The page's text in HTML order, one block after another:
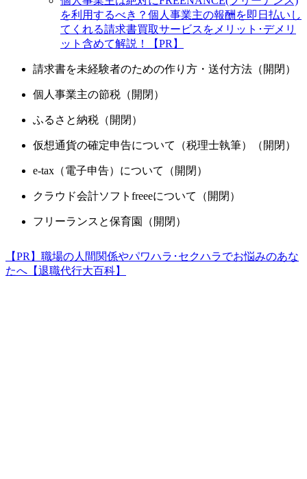
を利用するべき？個人事業主の報酬を即日払いし
てくれる請求書買取サービスをメリット･デメリ
ット含めて解説！【PR】
請求書を未経験者のための作り方・送付方法（開閉）
個人事業主の節税（開閉）
ふるさと納税（開閉）
仮想通貨の確定申告について（税理士執筆）（開閉）
e-tax（電子申告）について（開閉）
クラウド会計ソフトfreeeについて（開閉）
フリーランスと保育園（開閉）
【PR】職場の人間関係やパワハラ･セクハラでお悩みのあな
たへ【退職代行大百科】